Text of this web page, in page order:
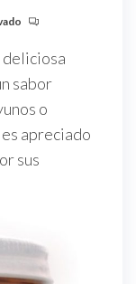
deliciosa
sabor
o
apreciado
sus